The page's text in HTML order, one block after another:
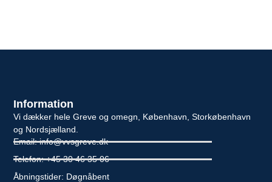
Information
Vi dækker hele Greve og omegn, København, Storkøbenhavn
og Nordsjælland.
Email: info@vvsgreve.dk
Telefon: +45 30 46 35 06
Åbningstider: Døgnåbent